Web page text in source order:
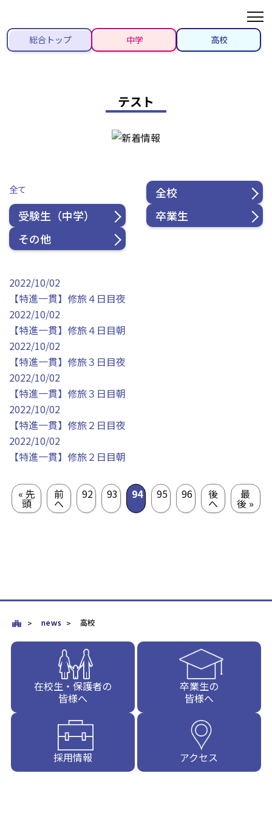
総合トップ 中学 高校
テスト
全て
全校
受験生（中学）
卒業生
その他
2022/10/02
【特進一貫】修旅４日目夜
2022/10/02
【特進一貫】修旅４日目朝
2022/10/02
【特進一貫】修旅３日目夜
2022/10/02
【特進一貫】修旅３日目朝
2022/10/02
【特進一貫】修旅２日目夜
2022/10/02
【特進一貫】修旅２日目朝
« 先
頭
前
へ
92 93 94 95 96 後
へ
最
後 »
news 高校
在校生・保護者の
皆様へ
卒業生の
皆様へ
採用情報 アクセス